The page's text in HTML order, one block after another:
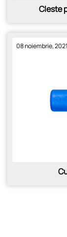
Cleste
08 noiembrie, 2021